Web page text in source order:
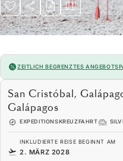
ZEITLICH BEGRENZTES ANGEBOT
San Cristóbal,
Galápagos
EXPEDITIONSKREUZFAHRT
INKLUDIERTE REISE BEGINNT AM
2. MÄRZ 2028